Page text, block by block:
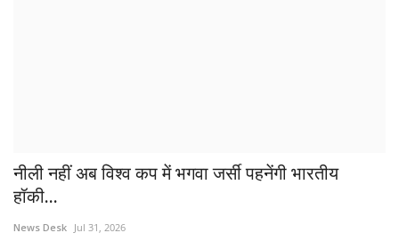
नीली नहीं अब विश्व कप में भगवा जर्सी पहनेंगी भारतीय
हॉकी...
News Desk Jul 31, 2026